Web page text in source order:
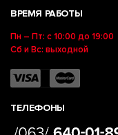
ВРЕМЯ РАБОТЫ
Пн – Пт: с 10:00 до 19:00
Сб и Вс: выходной
ТЕЛЕФОНЫ